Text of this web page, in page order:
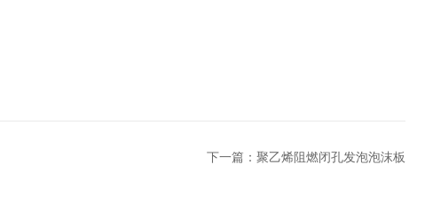
下一篇： 聚乙烯阻燃闭孔发泡泡沫板